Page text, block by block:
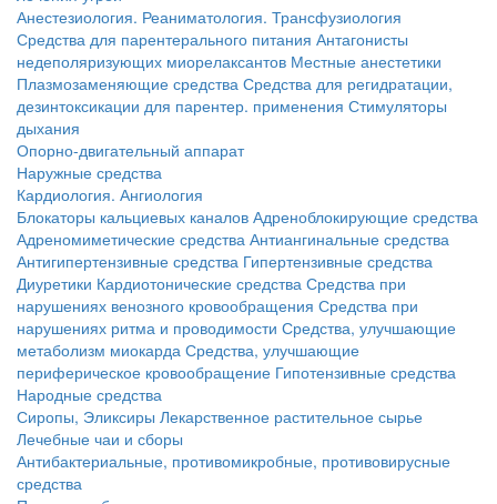
Анестезиология. Реаниматология. Трансфузиология
Средства для парентерального питания Антагонисты
недеполяризующих миорелаксантов Местные анестетики
Плазмозаменяющие средства Средства для регидратации,
дезинтоксикации для парентер. применения Стимуляторы
дыхания
Опорно-двигательный аппарат
Наружные средства
Кардиология. Ангиология
Блокаторы кальциевых каналов Адреноблокирующие средства
Адреномиметические средства Антиангинальные средства
Антигипертензивные средства Гипертензивные средства
Диуретики Кардиотонические средства Средства при
нарушениях венозного кровообращения Средства при
нарушениях ритма и проводимости Средства, улучшающие
метаболизм миокарда Средства, улучшающие
периферическое кровообращение Гипотензивные средства
Народные средства
Сиропы, Эликсиры Лекарственное растительное сырье
Лечебные чаи и сборы
Антибактериальные, противомикробные, противовирусные
средства